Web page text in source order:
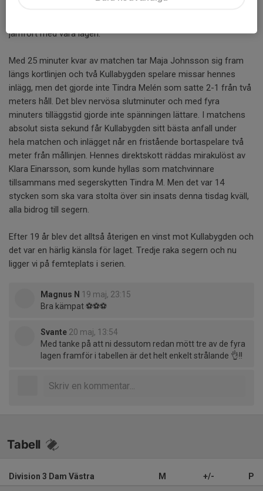
jämfört med våra lägen.
Med 25 minuter kvar av matchen tar Maja Johnsson sig fram
längs kortlinjen och två Kullabygden spelare missar hennes
inlägg, men det gjorde inte Tindra Melén som satte 2-1 från två
meters håll. Det blev nervösa slutminuter och med fyra
minuters tilläggstid gjorde inte spänningen lättare. I matchens
absolut sista sekund får Kullabygden sitt bästa anfall under
hela matchen och inlägget når en fristående bortaspelare två
meter från mållinjen. Hennes direktskott räddas mirakulöst av
Klara Einarsson, som kunde hyllas som matchvinnare
tillsammans med segerskytten Tindra M. Men det var 14
stycken som ska vara stolta över sin insats denna tisdag kväll,
alla bidrog till segern.
Efter 19 år blev det alltså återigen en vinst mot Kullabygden och
det var en härlig känsla för laget. Tredje raka segern och nu
ligger vi på femteplats i serien.
Magnus N 19 maj, 23:15
Bra kämpat ⚽️⚽️⚽️
Svante 20 maj, 13:54
Med tanke på att ni dessutom redan mött tre av de fyra
lagen framför i tabellen är det helt enkelt strålande 👌!!
Tabell
Division 3 Dam Västra M +/- P